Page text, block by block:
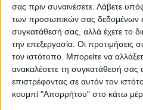
σας πριν συναινέσετε. Λάβετε
των προσωπικών σας δεδομένων
συγκατάθεσή σας, αλλά έχετε το
την επεξεργασία. Οι προτιμήσεις
τον ιστότοπο. Μπορείτε να
ανακαλέσετε τη συγκατάθεσή σας
επιστρέφοντας σε αυτόν τον
κουμπί "Απορρήτου" στο κάτω
Οι τράπεζες και τα
-έως το τέλος Φεβρουαρίου κάθε
στοιχεία για μεγάλες
-έως τις 30 Απριλίου να
εμβάσματα, επιταγές, εισπράξεις
υψηλού ύψους επαγγελματιών